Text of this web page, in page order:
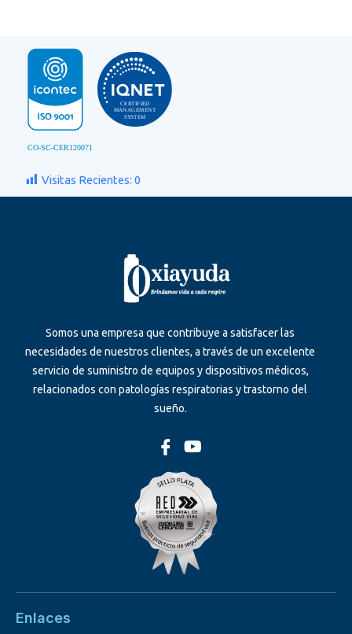
Visitas Recientes: 0
Somos una empresa que contribuye a satisfacer las
necesidades de nuestros clientes, a través de un excelente
servicio de suministro de equipos y dispositivos médicos,
relacionados con patologías respiratorias y trastorno del
sueño.
Enlaces